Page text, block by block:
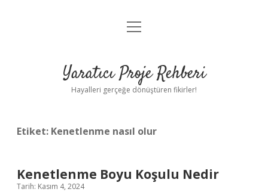
Anasayfa
Yasal Uyarı
menüyü
Yaratıcı Proje Rehberi
Hayalleri gerçeğe dönüştüren fikirler!
Etiket: Kenetlenme nasıl olur
Kenetlenme Boyu Koşulu Nedir
Tarih: Kasım 4, 2024